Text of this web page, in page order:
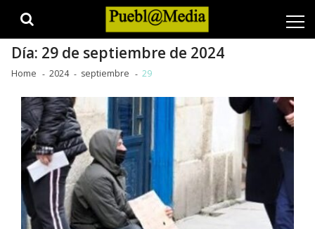
Día: 29 de septiembre de 2024
Home 2024 septiembre 29